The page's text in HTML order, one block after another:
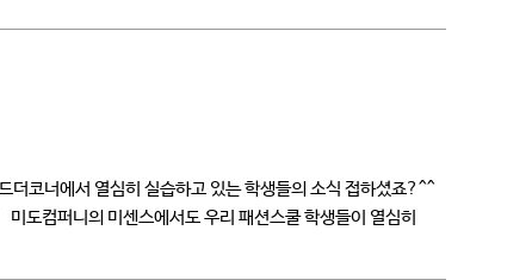
코너에서 열심히 실습하고 있는 학생들의 소식 접하셨죠?^^
도컴퍼니의 미센스에서도 우리 패션스쿨 학생들이 열심히